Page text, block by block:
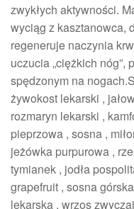
zwykłych aktywności.
wyciąg z kasztanowca,
regeneruje naczynia
uczucia „ciężkich nóg”,
spędzonym na
żywokost lekarski ,
rozmaryn lekarski ,
pieprzowa , sosna ,
jeżówka purpurowa ,
tymianek , jodła
grapefruit , sosna
lekarska , wrzos